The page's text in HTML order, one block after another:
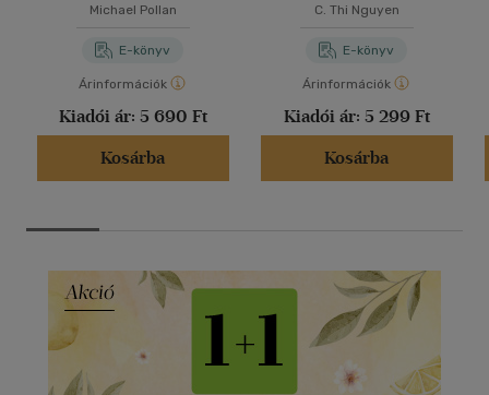
Michael Pollan
E-könyv
Árinformációk
Kiadói ár: 5 690 Ft
Kosárba
C. Thi Nguyen
E-könyv
Árinformációk
Kiadói ár: 5 299 Ft
Kosárba